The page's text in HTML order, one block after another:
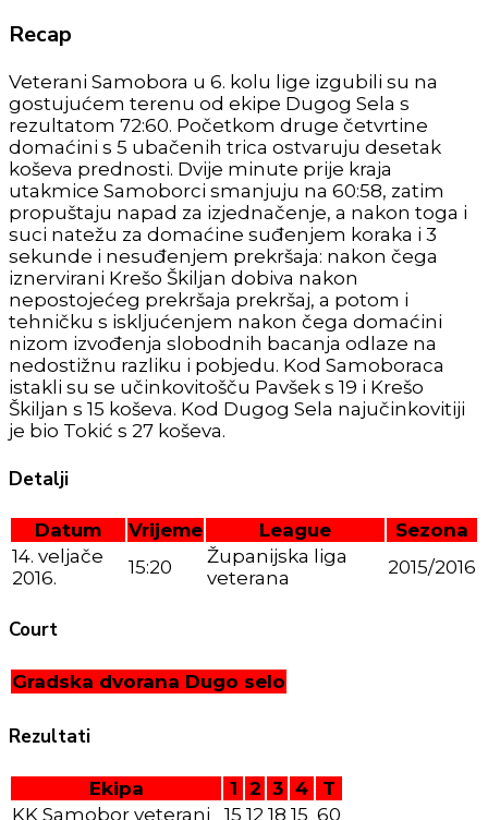
Recap
Veterani Samobora u 6. kolu lige izgubili su na
gostujućem terenu od ekipe Dugog Sela s
rezultatom 72:60. Početkom druge četvrtine
domaćini s 5 ubačenih trica ostvaruju desetak
koševa prednosti. Dvije minute prije kraja
utakmice Samoborci smanjuju na 60:58, zatim
propuštaju napad za izjednačenje, a nakon toga i
suci natežu za domaćine suđenjem koraka i 3
sekunde i nesuđenjem prekršaja: nakon čega
iznervirani Krešo Škiljan dobiva nakon
nepostojećeg prekršaja prekršaj, a potom i
tehničku s iskljućenjem nakon čega domaćini
nizom izvođenja slobodnih bacanja odlaze na
nedostižnu razliku i pobjedu. Kod Samoboraca
istakli su se učinkovitošču Pavšek s 19 i Krešo
Škiljan s 15 koševa. Kod Dugog Sela najučinkovitiji
je bio Tokić s 27 koševa.
Detalji
Datum Vrijeme League
Sezona
14. veljače
2016.
15:20
Županijska liga
veterana
2015/2016
Court
Gradska dvorana Dugo selo
Rezultati
Ekipa 1 2 3 4
T
KK Samobor veterani
15 12 18 15 60